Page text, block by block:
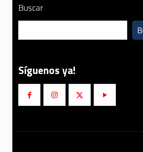
Buscar
Síguenos ya!